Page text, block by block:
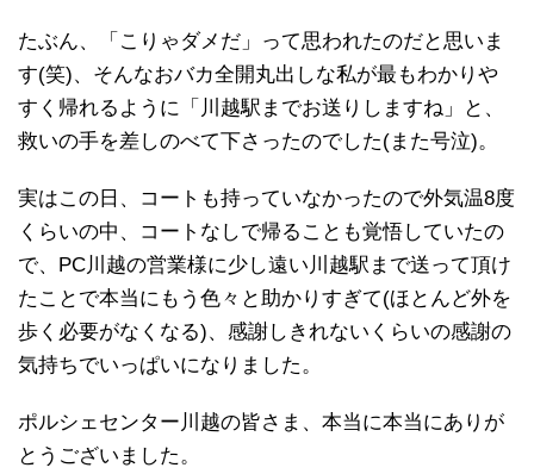
たぶん、「こりゃダメだ」って思われたのだと思いま
す(笑)、そんなおバカ全開丸出しな私が最もわかりや
すく帰れるように「川越駅までお送りしますね」と、
救いの手を差しのべて下さったのでした(また号泣)。
実はこの日、コートも持っていなかったので外気温8度
くらいの中、コートなしで帰ることも覚悟していたの
で、PC川越の営業様に少し遠い川越駅まで送って頂け
たことで本当にもう色々と助かりすぎて(ほとんど外を
歩く必要がなくなる)、感謝しきれないくらいの感謝の
気持ちでいっぱいになりました。
ポルシェセンター川越の皆さま、本当に本当にありが
とうございました。